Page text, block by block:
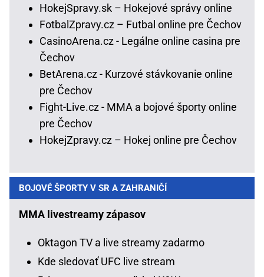
HokejSpravy.sk – Hokejové správy online
FotbalZpravy.cz – Futbal online pre Čechov
CasinoArena.cz - Legálne online casina pre
Čechov
BetArena.cz - Kurzové stávkovanie online
pre Čechov
Fight-Live.cz - MMA a bojové športy online
pre Čechov
HokejZpravy.cz – Hokej online pre Čechov
BOJOVÉ ŠPORTY V SR A ZAHRANIČÍ
MMA livestreamy zápasov
Oktagon TV a live streamy zadarmo
Kde sledovať UFC live stream